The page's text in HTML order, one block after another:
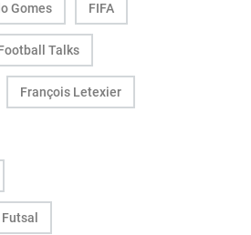
Gomes FIFA
Talks
François Letexier
Futsal